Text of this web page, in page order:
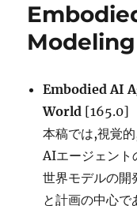
Embodied AI
World [165.0]
本稿では,視覚
AIエージェント
世界モデルの開
と計画の中心で